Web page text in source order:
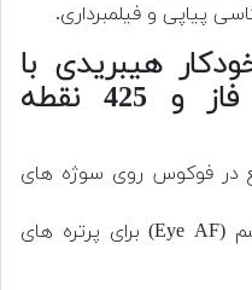
پیاپی و فیلمبرداری.
هیبریدی با
399 نقطه تشخیص فاز و 425 نقطه
در فوکوس روی سوژه های
قابلیت فوکوس بر روی چشم (Eye AF) برای پرتره های